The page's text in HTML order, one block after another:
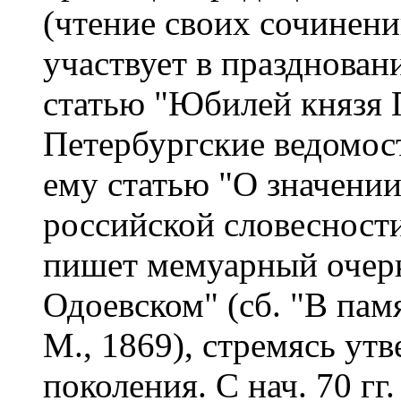
(чтение своих
участвует в
статью "Юбилей
Петербургские
ему статью "О
российской
пишет мемуарный
Одоевском" (сб. "В
М., 1869), стремясь
поколения. С нач. 70